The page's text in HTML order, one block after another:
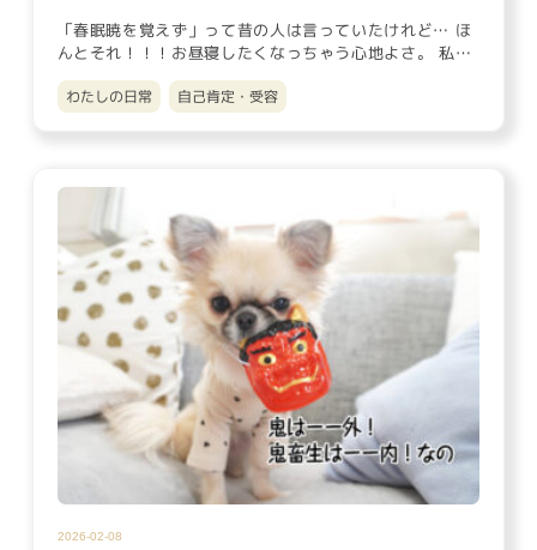
「春眠暁を覚えず」って昔の人は言っていたけれど… ほ
んとそれ！！！お昼寝したくなっちゃう心地よさ。 私た
ちが暮らす新潟市…
わたしの日常 自己肯定・受容
2026-02-08